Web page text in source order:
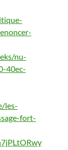
nu-
40ec-
les-
fort-